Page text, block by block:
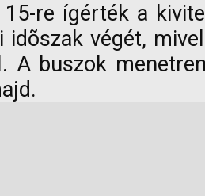
re ígérték a
végét,
A buszok